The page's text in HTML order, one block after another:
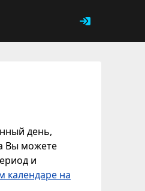
день,
Вы можете
и
календаре на